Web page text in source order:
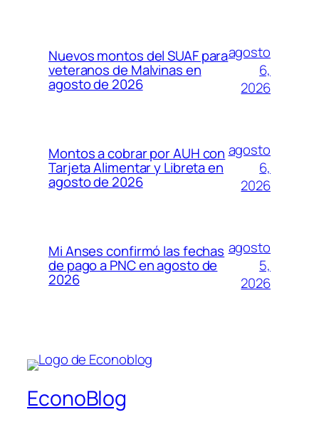
Nuevos montos del SUAF para
veteranos de Malvinas en
agosto de 2026
agosto
6,
2026
Montos a cobrar por AUH con
Tarjeta Alimentar y Libreta en
agosto de 2026
agosto
6,
2026
Mi Anses confirmó las fechas
de pago a PNC en agosto de
2026
agosto
5,
2026
EconoBlog